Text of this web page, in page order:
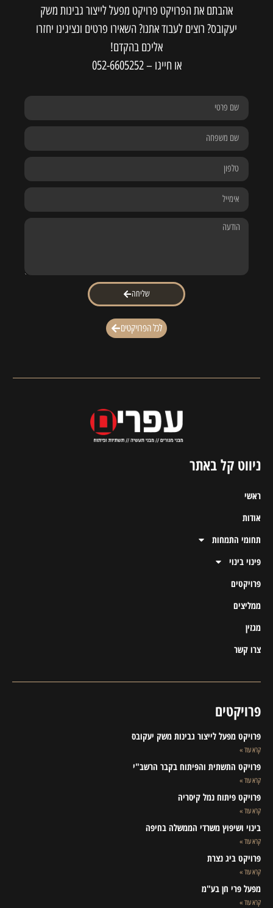
אהבתם את הפרויקט פרויקט מפעל לייצור גבינות משק
יעקובס? רוצים לעבוד אתנו? השאירו פרטים ונציגינו יחזרו
אליכם בהקדם!
או חייגו –052-6605252
שליחה
לכל הפרויקטים
ניווט קל באתר
ראשי
אודות
תחומי התמחות
פינוי בינוי
פרויקטים
ממליצים
מגזין
צרו קשר
פרויקטים
פרויקט מפעל לייצור גבינות משק יעקובס
קרא עוד »
פרויקט התשתית והפיתוח בקבר הרשב"י
קרא עוד »
פרויקט פיתוח נמל קיסריה
קרא עוד »
בינוי ושיפוץ משרדי הממשלה בחיפה
קרא עוד »
פרויקט ביג נצרת
קרא עוד »
מפעל פרי חן בע"מ
קרא עוד »